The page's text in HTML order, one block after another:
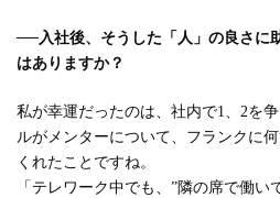
──入社後、そうした「人」の良さに
はありますか？
私が幸運だったのは、社内で1、2を
ルがメンターについて、フランクに
くれたことですね。
「テレワーク中でも、”隣の席で働い